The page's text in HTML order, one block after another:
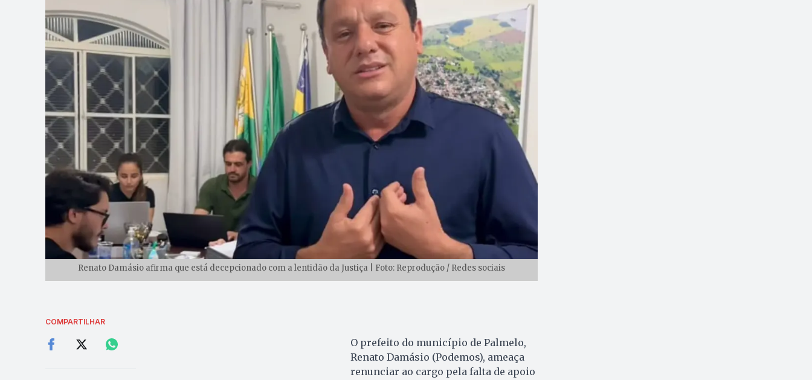
Renato Damásio afirma que está decepcionado com a lentidão da Justiça | Foto: Reprodução / Redes sociais
COMPARTILHAR
O prefeito do município de Palmelo,
Renato Damásio (Podemos), ameaça
renunciar ao cargo pela falta de apoio